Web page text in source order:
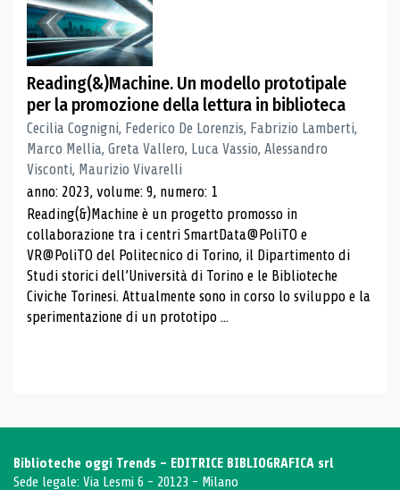
Reading(&)Machine. Un modello prototipale
per la promozione della lettura in biblioteca
Cecilia Cognigni, Federico De Lorenzis, Fabrizio Lamberti,
Marco Mellia, Greta Vallero, Luca Vassio, Alessandro
Visconti, Maurizio Vivarelli
anno: 2023, volume: 9, numero: 1
Reading(&)Machine è un progetto promosso in
collaborazione tra i centri SmartData@PoliTO e
VR@PoliTO del Politecnico di Torino, il Dipartimento di
Studi storici dell’Università di Torino e le Biblioteche
Civiche Torinesi. Attualmente sono in corso lo sviluppo e la
sperimentazione di un prototipo ...
Biblioteche oggi Trends - EDITRICE BIBLIOGRAFICA srl
Sede legale: Via Lesmi 6 - 20123 - Milano